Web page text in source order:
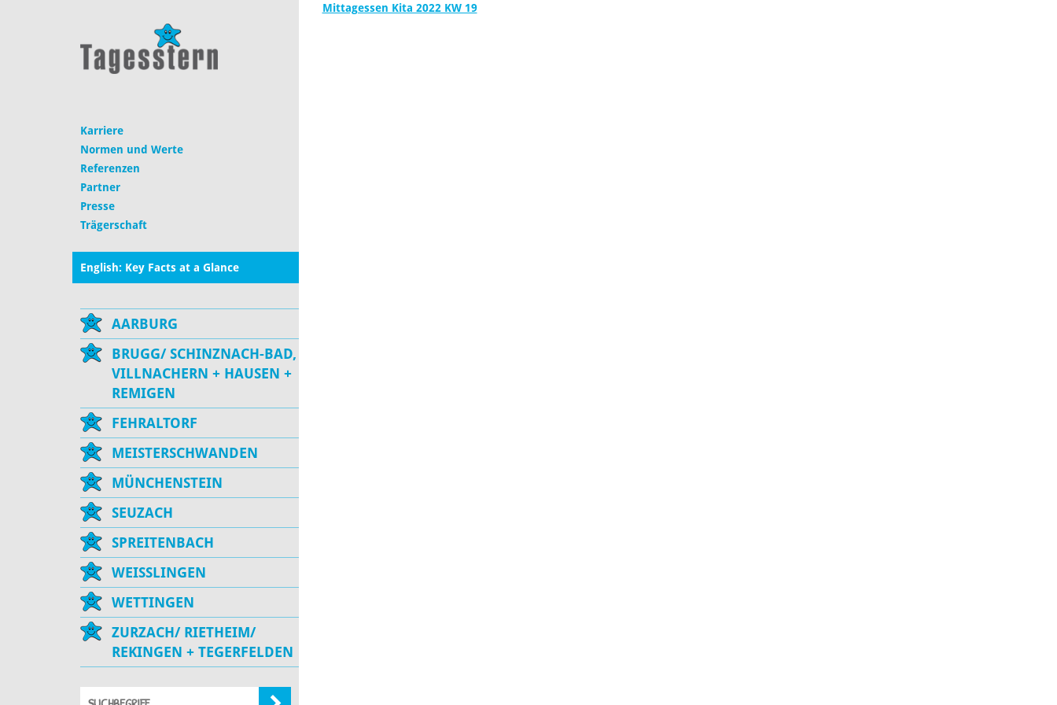
Karriere
Normen und Werte
Referenzen
Partner
Presse
Trägerschaft
English: Key Facts at a Glance
AARBURG
BRUGG/ SCHINZNACH-BAD,
VILLNACHERN + HAUSEN +
REMIGEN
FEHRALTORF
MEISTERSCHWANDEN
MÜNCHENSTEIN
SEUZACH
SPREITENBACH
WEISSLINGEN
WETTINGEN
ZURZACH/ RIETHEIM/
REKINGEN + TEGERFELDEN
Mittagessen Kita 2022 KW 19